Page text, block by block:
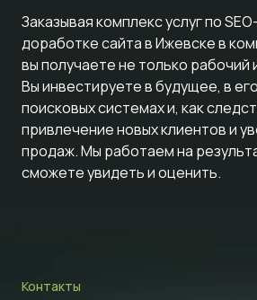
Заказывая комплекс услуг по
доработке сайта в Ижевске в
вы получаете не только
Вы инвестируете в будущее, в
поисковых системах и, как
привлечение новых клиентов и
продаж. Мы работаем на
сможете увидеть и оценить.
Контакты